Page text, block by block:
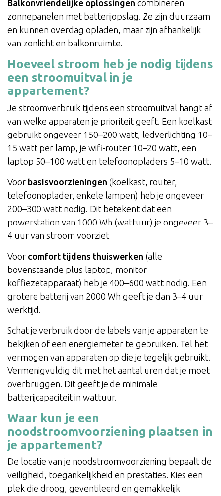
Balkonvriendelijke oplossingen combineren
zonnepanelen met batterijopslag. Ze zijn duurzaam
en kunnen overdag opladen, maar zijn afhankelijk
van zonlicht en balkonruimte.
Hoeveel stroom heb je nodig tijdens
een stroomuitval in je
appartement?
Je stroomverbruik tijdens een stroomuitval hangt af
van welke apparaten je prioriteit geeft. Een koelkast
gebruikt ongeveer 150–200 watt, ledverlichting 10–
15 watt per lamp, je wifi-router 10–20 watt, een
laptop 50–100 watt en telefoonopladers 5–10 watt.
Voor basisvoorzieningen (koelkast, router,
telefoonoplader, enkele lampen) heb je ongeveer
200–300 watt nodig. Dit betekent dat een
powerstation van 1000 Wh (wattuur) je ongeveer 3–
4 uur van stroom voorziet.
Voor comfort tijdens thuiswerken (alle
bovenstaande plus laptop, monitor,
koffiezetapparaat) heb je 400–600 watt nodig. Een
grotere batterij van 2000 Wh geeft je dan 3–4 uur
werktijd.
Schat je verbruik door de labels van je apparaten te
bekijken of een energiemeter te gebruiken. Tel het
vermogen van apparaten op die je tegelijk gebruikt.
Vermenigvuldig dit met het aantal uren dat je moet
overbruggen. Dit geeft je de minimale
batterijcapaciteit in wattuur.
Waar kun je een
noodstroomvoorziening plaatsen in
je appartement?
De locatie van je noodstroomvoorziening bepaalt de
veiligheid, toegankelijkheid en prestaties. Kies een
plek die droog, geventileerd en gemakkelijk